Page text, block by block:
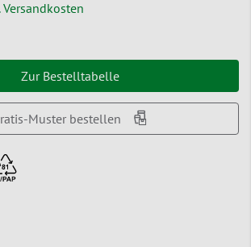
Versandkosten
Zur Bestelltabelle
Muster bestellen